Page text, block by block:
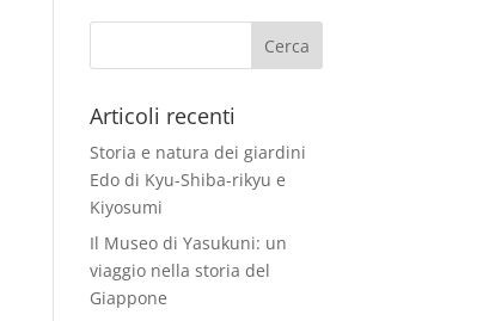
Articoli recenti
Storia e natura dei giardini
Edo di Kyu-Shiba-rikyu e
Kiyosumi
Il Museo di Yasukuni: un
viaggio nella storia del
Giappone